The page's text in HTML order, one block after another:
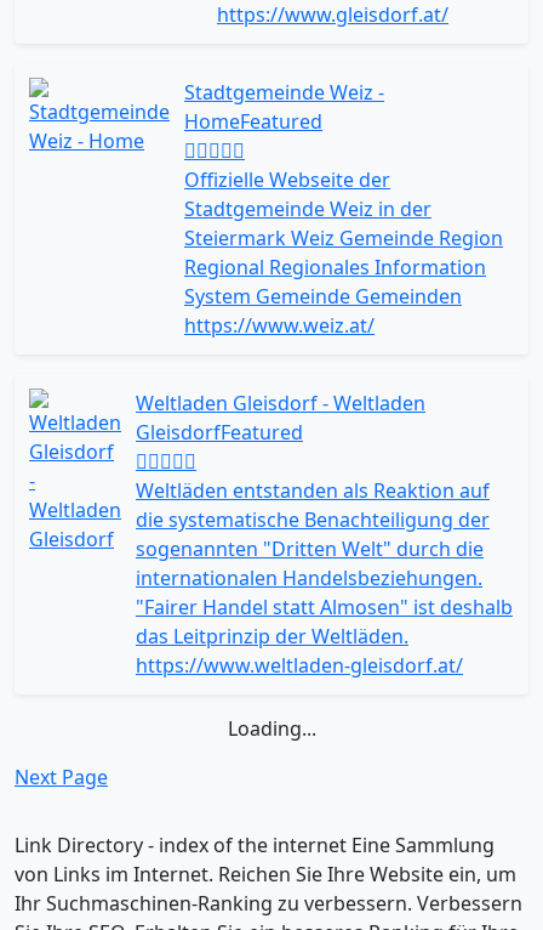
https://www.gleisdorf.at/
Stadtgemeinde Weiz -
HomeFeatured
Offizielle Webseite der
Stadtgemeinde Weiz in der
Steiermark Weiz Gemeinde Region
Regional Regionales Information
System Gemeinde Gemeinden
https://www.weiz.at/
Weltladen Gleisdorf - Weltladen
GleisdorfFeatured
Weltläden entstanden als Reaktion auf
die systematische Benachteiligung der
sogenannten "Dritten Welt" durch die
internationalen Handelsbeziehungen.
"Fairer Handel statt Almosen" ist deshalb
das Leitprinzip der Weltläden.
https://www.weltladen-gleisdorf.at/
Loading...
Next Page
Link Directory - index of the internet Eine Sammlung
von Links im Internet. Reichen Sie Ihre Website ein, um
Ihr Suchmaschinen-Ranking zu verbessern. Verbessern